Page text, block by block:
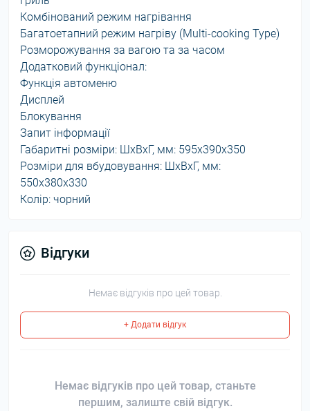
Комбінований режим нагрівання
Багатоетапний режим нагріву (Multi-cooking Type)
Розморожування за вагою та за часом
Додатковий функціонал:
Функція автоменю
Дисплей
Блокування
Запит інформації
Габаритні розміри: ШхВхГ, мм: 595х390х350
Розміри для вбудовування: ШхВхГ, мм:
550х380х330
Колір: чорний
Відгуки
Немає відгуків про цей товар.
+ Додати відгук
Немає відгуків про цей товар, станьте
першим, залиште свій відгук.